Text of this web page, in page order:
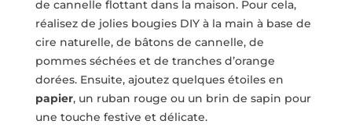
de cannelle flottant dans la maison. Pour cela,
réalisez de jolies bougies DIY à la main à base de
cire naturelle, de bâtons de cannelle, de
pommes séchées et de tranches d’orange
dorées. Ensuite, ajoutez quelques étoiles en
papier, un ruban rouge ou un brin de sapin pour
une touche festive et délicate.